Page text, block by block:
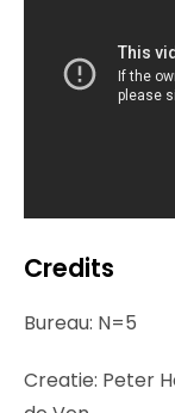
Credits
Bureau: N=5
Creatie: Peter